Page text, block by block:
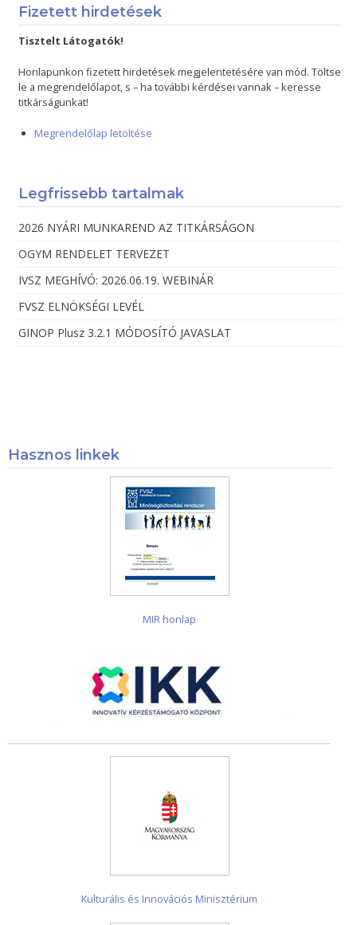
Fizetett hirdetések
Tisztelt Látogatók!
Honlapunkon fizetett hirdetések megjelentetésére van mód. Töltse
le a megrendelőlapot, s – ha további kérdései vannak – keresse
titkárságunkat!
Megrendelőlap letöltése
Legfrissebb tartalmak
2026 NYÁRI MUNKAREND AZ TITKÁRSÁGON
OGYM RENDELET TERVEZET
IVSZ MEGHÍVÓ: 2026.06.19. WEBINÁR
FVSZ ELNÖKSÉGI LEVÉL
GINOP Plusz 3.2.1 MÓDOSÍTÓ JAVASLAT
Hasznos linkek
MIR honlap
Kulturális és Innovációs Minisztérium